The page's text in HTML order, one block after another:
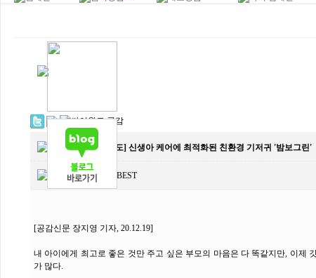
제목 [언론보도] 신생아 케어에 최적화된 친환경 기저귀 '밤보그린'
작성인 MOWMBEST
[공감신문 장지영 기자, 20.12.19]
내 아이에게 최고로 좋은 것만 주고 싶은 부모의 마음은 다 똑같지만, 이제
가 많다.